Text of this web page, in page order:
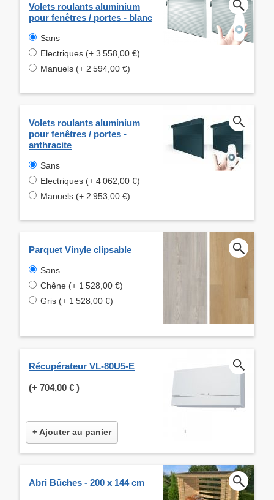
Volets roulants aluminium
pour fenêtres / portes - blanc
Sans
Electriques (+ 3 558,00 €)
Manuels (+ 2 594,00 €)
Volets roulants aluminium
pour fenêtres / portes -
anthracite
Sans
Electriques (+ 4 062,00 €)
Manuels (+ 2 953,00 €)
Parquet Vinyle clipsable
Sans
Chêne (+ 1 528,00 €)
Gris (+ 1 528,00 €)
Récupérateur VL-80U5-E
(+ 704,00 € )
+ Ajouter au panier
Abri Bûches - 200 x 144 cm